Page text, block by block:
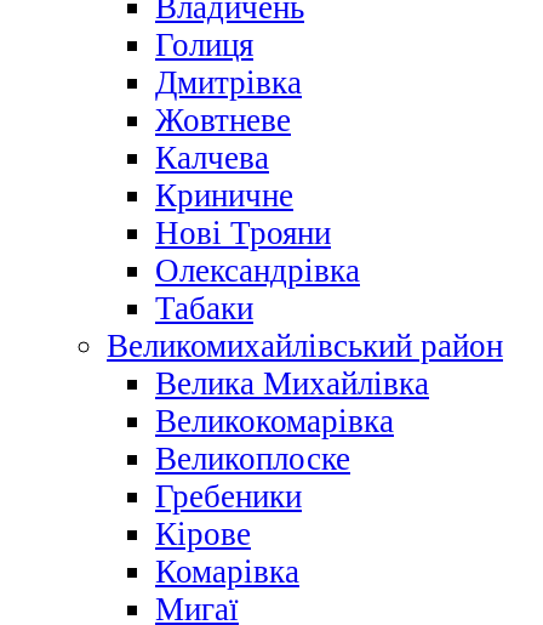
Владичень
Голиця
Дмитрівка
Жовтневе
Калчева
Криничне
Нові Трояни
Олександрівка
Табаки
Великомихайлівський район
Велика Михайлівка
Великокомарівка
Великоплоске
Гребеники
Кірове
Комарівка
Мигаї